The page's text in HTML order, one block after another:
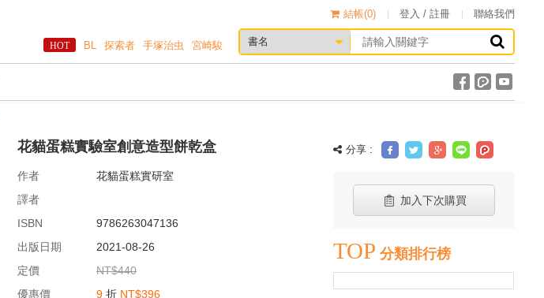
結帳(0) 登入 / 註冊 聯絡我們
BL 探索者 手塚治虫 宮崎駿
花貓蛋糕實驗室創意造型餅乾盒
作者
花貓蛋糕實研室
譯者
ISBN
9786263047136
出版日期
2021-08-26
定價
NT$440
優惠價
9 折 NT$396
分享 :
加入下次購買
TOP 分類排行榜